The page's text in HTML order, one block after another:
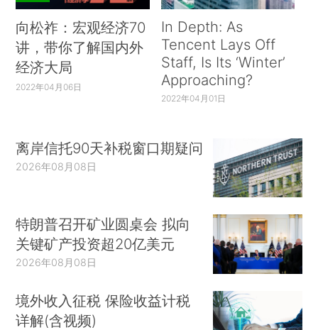
向松祚：宏观经济70
讲，带你了解国内外
经济大局
2022年04月06日
In Depth: As
Tencent Lays Off
Staff, Is Its ‘Winter’
Approaching?
2022年04月01日
离岸信托90天补税窗口期疑问
2026年08月08日
特朗普召开矿业圆桌会 拟向
关键矿产投资超20亿美元
2026年08月08日
境外收入征税 保险收益计税
详解(含视频)